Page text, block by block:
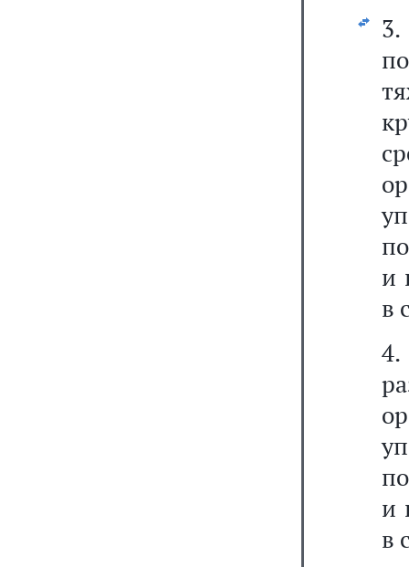
и
в
и
в